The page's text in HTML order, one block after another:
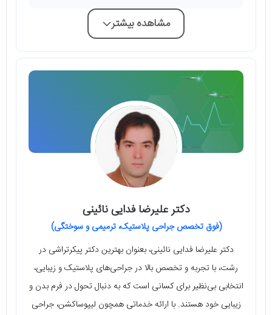
مشاهده بیشتر
دکتر علیرضا فدایی نائینی
(فوق تخصص جراحی پلاستیک، ترمیمی و سوختگی)
دکتر علیرضا فدایی نائینی، بعنوان بهترین دکتر پیکرتراشی در
رشت، با تجربه و تخصص بالا در جراحی‌های پلاستیک و زیبایی،
انتخابی بی‌نظیر برای کسانی است که به دنبال تحول در فرم بدن و
زیبایی خود هستند. با ارائه خدماتی همچون لیپوساکشن، جراحی